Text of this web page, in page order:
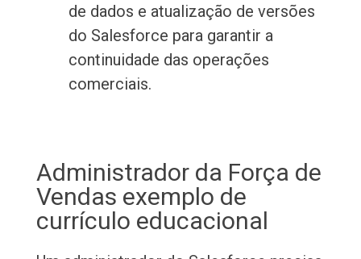
de dados e atualização de versões
do Salesforce para garantir a
continuidade das operações
comerciais.
Administrador da Força de
Vendas exemplo de
currículo educacional